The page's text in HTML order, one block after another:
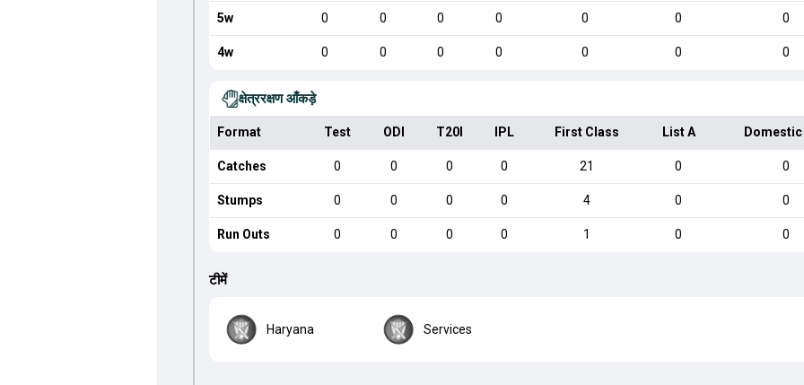
5w 0 0 0 0 0 0 0
4w 0 0 0 0 0 0 0
क्षेत्ररक्षण आँकड़े
Format Test ODI T20I IPL First Class List A
Catches 0 0 0 0 21 0 0
Stumps 0 0 0 0 4 0 0
Run Outs 0 0 0 0 1 0 0
टीमें
Haryana Services